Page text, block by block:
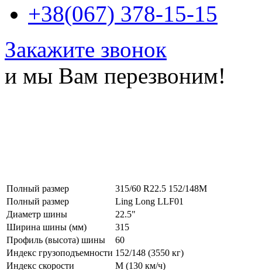
+38(067) 378-15-15
Закажите звонок
и мы Вам перезвоним!
Полный размер
315/60 R22.5 152/148M
Полный размер
Ling Long LLF01
Диаметр шины
22.5"
Ширина шины (мм)
315
Профиль (высота) шины
60
Индекс грузоподъемности 152/148 (3550 кг)
Индекс скорости
M (130 км/ч)